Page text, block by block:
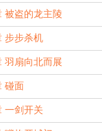
被盗的龙主陵
步步杀机
羽扇向北而展
碰面
一剑开关